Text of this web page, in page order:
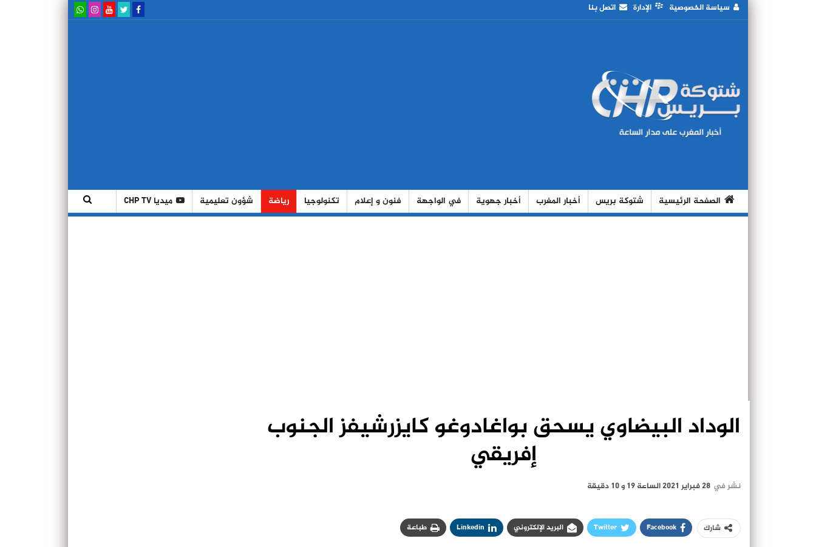
سياسة الخصوصية الإدارة اتصل بنا
الصفحة الرئيسية شتوكة بريس أخبار المغرب أخبار جهوية في الواجهة فنون و إعلام تكنولوجيا رياضة شؤون تعليمية ميديا CHP TV
الوداد البيضاوي يسحق بواغادوغو كايزرشيفز الجنوب
إفريقي
نشر في 28 فبراير 2021 الساعة 19 و 10 دقيقة
شارك Facebook
Twitter البريد الإلكتروني Linkedin طباعة